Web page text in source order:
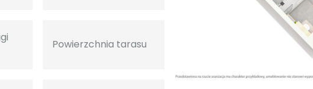
Powierzchnia tarasu